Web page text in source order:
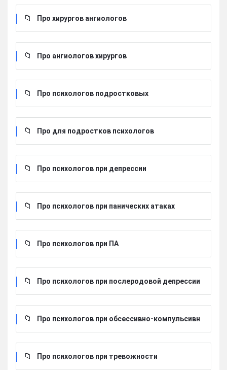
Про хирургов ангиологов
Про ангиологов хирургов
Про психологов подростковых
Про для подростков психологов
Про психологов при депрессии
Про психологов при панических атаках
Про психологов при ПА
Про психологов при послеродовой депрессии
Про психологов при обсессивно-компульсивн
Про психологов при тревожности